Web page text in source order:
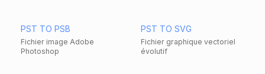
PST TO PSB
Fichier image Adobe
Photoshop
PST TO SVG
Fichier graphique vectoriel
évolutif